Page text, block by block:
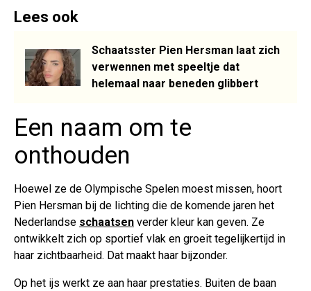
Lees ook
Schaatsster Pien Hersman laat zich
verwennen met speeltje dat
helemaal naar beneden glibbert
Een naam om te
onthouden
Hoewel ze de Olympische Spelen moest missen, hoort
Pien Hersman bij de lichting die de komende jaren het
Nederlandse schaatsen verder kleur kan geven. Ze
ontwikkelt zich op sportief vlak en groeit tegelijkertijd in
haar zichtbaarheid. Dat maakt haar bijzonder.
Op het ijs werkt ze aan haar prestaties. Buiten de baan